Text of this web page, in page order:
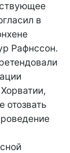
в
Рафнссон.
отозвать